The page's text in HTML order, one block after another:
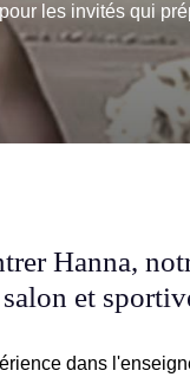
les invités qui
Hanna,
et
dans